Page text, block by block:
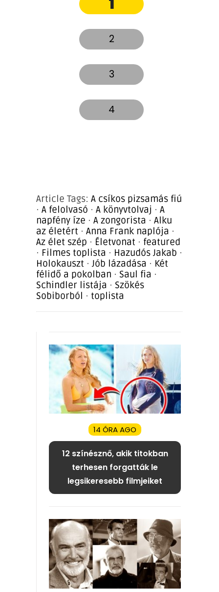
2
3
4
Article Tags: A csíkos pizsamás fiú
· A felolvasó · A könyvtolvaj · A
napfény íze · A zongorista · Alku
az életért · Anna Frank naplója ·
Az élet szép · Életvonat · featured
· Filmes toplista · Hazudós Jakab ·
Holokauszt · Jób lázadása · Két
félidő a pokolban · Saul fia ·
Schindler listája · Szökés
Sobiborból · toplista
14 ÓRA AGO
12 színésznő, akik titokban
terhesen forgatták le
legsikeresebb filmjeiket